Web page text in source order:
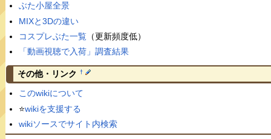
ぶた小屋全景
MIXと3Dの違い
コスプレぶた一覧（更新頻度低）
「動画視聴で入荷」調査結果
その他・リンク †
このwikiについて
⭐️wikiを支援する
wikiソースでサイト内検索